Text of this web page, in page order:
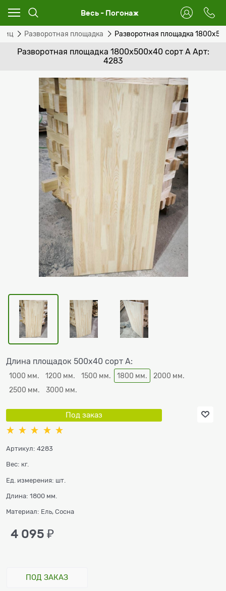
Весь - Погонаж
Разворотная площадка Разворотная площадка
Разворотная площадка 1800х500х40 сорт А Арт:
4283
Длина площадок 500х40 сорт А:
1000 мм. 1200 мм. 1500 мм. 1800 мм.
2000 мм.
2500 мм.
3000 мм.
Под заказ
Артикул: 4283
Вес: кг.
Ед. измерения: шт.
Длина: 1800 мм.
Материал: Ель, Сосна
4 095 ₽
ПОД ЗАКАЗ